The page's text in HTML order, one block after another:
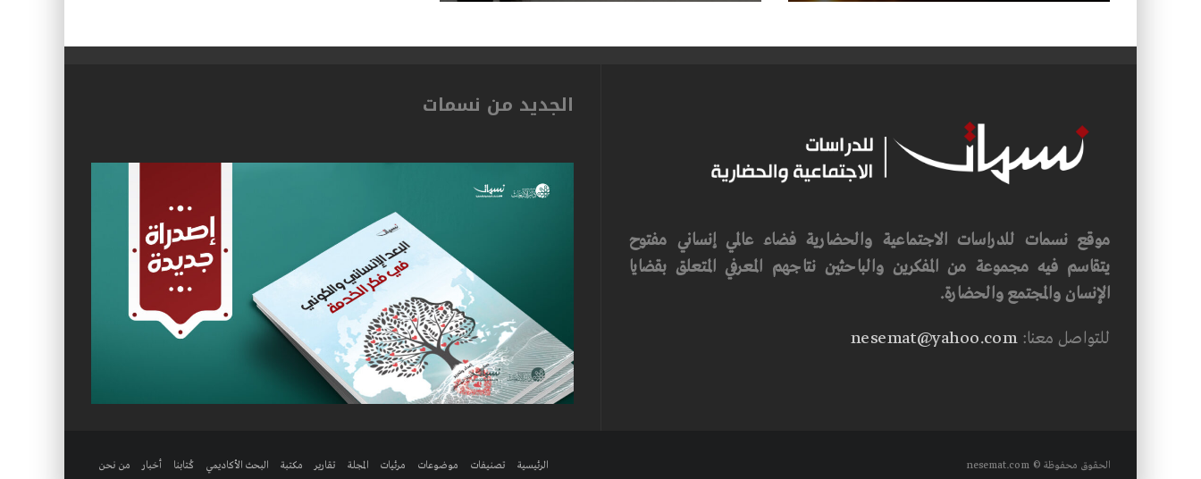
موقع نسمات للدراسات الاجتماعية والحضارية فضاء عالمي إنساني مفتوح
يتقاسم فيه مجموعة من المفكرين والباحثين نتاجهم المعرفي المتعلق بقضايا
الإنسان والمجتمع والحضارة.
للتواصل معنا:nesemat@yahoo.com
الجديد من نسمات
الحقوق محفوظة © nesemat.com الرئيسية تصنيفات موضوعات مرئيات المجلة تقارير مكتبة البحث الأكاديمي كُتابنا أخبار من نحن